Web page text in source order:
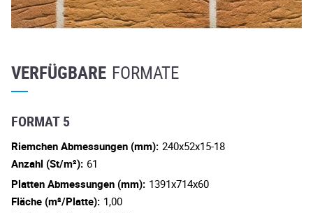
VERFÜGBARE FORMATE
FORMAT 5
Riemchen Abmessungen (mm): 240x52x15-18
Anzahl (St/m²): 61
Platten Abmessungen (mm): 1391x714x60
Fläche (m²/Platte): 1,00